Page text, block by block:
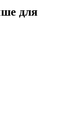
для